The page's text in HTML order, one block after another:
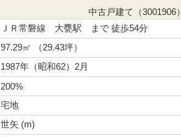
中古戸建て（3001906）
ＪＲ常磐線 大甕駅 まで 徒歩54分
97.29㎡ （29.43坪）
1987年（昭和62）2月
200%
宅地
世矢 (m)